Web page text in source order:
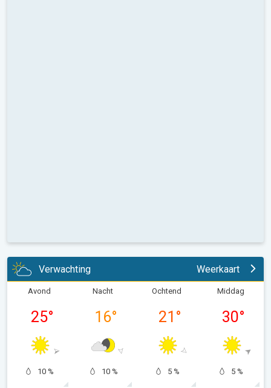
Verwachting Weerkaart
Avond
25°
10 %
Nacht
16°
10 %
Ochtend
21 °
5 %
Middag
30°
5 %